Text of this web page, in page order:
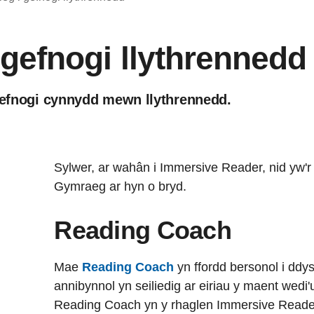
llythrennedd
cynnydd mewn llythrennedd.
Sylwer, ar wahân i Immersive Reader, nid
Gymraeg ar hyn o bryd.
Reading Coach
Mae Reading Coach yn ffordd bersonol i
annibynnol yn seiliedig ar eiriau y maent
Reading Coach yn y rhaglen Immersive